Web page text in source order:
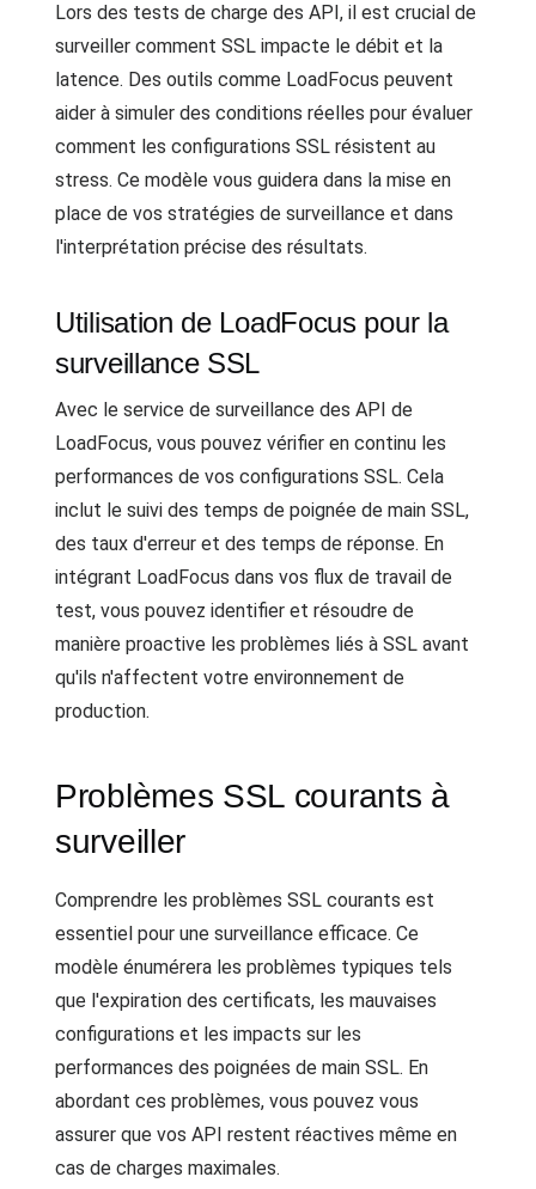
Lors des tests de charge des API, il est crucial de
surveiller comment SSL impacte le débit et la
latence. Des outils comme LoadFocus peuvent
aider à simuler des conditions réelles pour évaluer
comment les configurations SSL résistent au
stress. Ce modèle vous guidera dans la mise en
place de vos stratégies de surveillance et dans
l'interprétation précise des résultats.
Utilisation de LoadFocus pour la
surveillance SSL
Avec le service de surveillance des API de
LoadFocus, vous pouvez vérifier en continu les
performances de vos configurations SSL. Cela
inclut le suivi des temps de poignée de main SSL,
des taux d'erreur et des temps de réponse. En
intégrant LoadFocus dans vos flux de travail de
test, vous pouvez identifier et résoudre de
manière proactive les problèmes liés à SSL avant
qu'ils n'affectent votre environnement de
production.
Problèmes SSL courants à
surveiller
Comprendre les problèmes SSL courants est
essentiel pour une surveillance efficace. Ce
modèle énumérera les problèmes typiques tels
que l'expiration des certificats, les mauvaises
configurations et les impacts sur les
performances des poignées de main SSL. En
abordant ces problèmes, vous pouvez vous
assurer que vos API restent réactives même en
cas de charges maximales.